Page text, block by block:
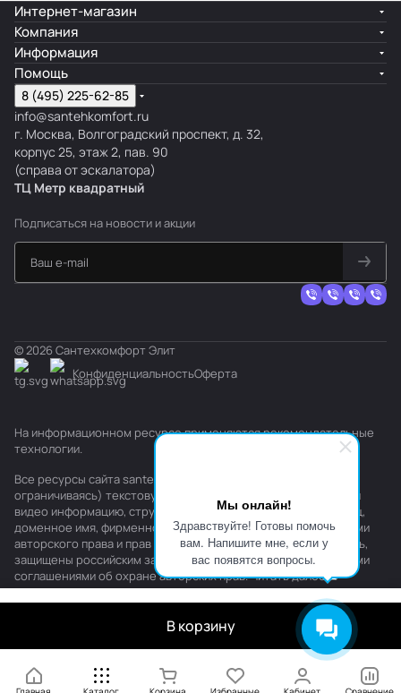
Мы онлайн!
Здравствуйте! Готовы помочь
вам. Напишите мне, если у
вас появятся вопросы.
В корзину
Интернет-магазин
Компания
Информация
Помощь
8 (495) 225-62-85
info@santehkomfort.ru
г. Москва, Волгоградский проспект, д. 32,
корпус 25, этаж 2, пав. 90
(справа от эскалатора)
ТЦ Метр квадратный
Подписаться на новости и акции
© 2026 Сантехкомфорт Элит
КонфиденциальностьОферта
На информационном ресурсе применяютсярекомендательные
технологии.
Все ресурсы сайта santehkomfort.ru, включая (но не
ограничиваясь) текстовую, графическую, фотографическую и
видео информацию, структуру, дизайн и оформление страниц,
доменное имя, фирменное наименование являются объектами
авторского права и прав на интеллектуальную собственность,
защищены российским законодательством и международными
соглашениями об охране авторских прав.Читать далее